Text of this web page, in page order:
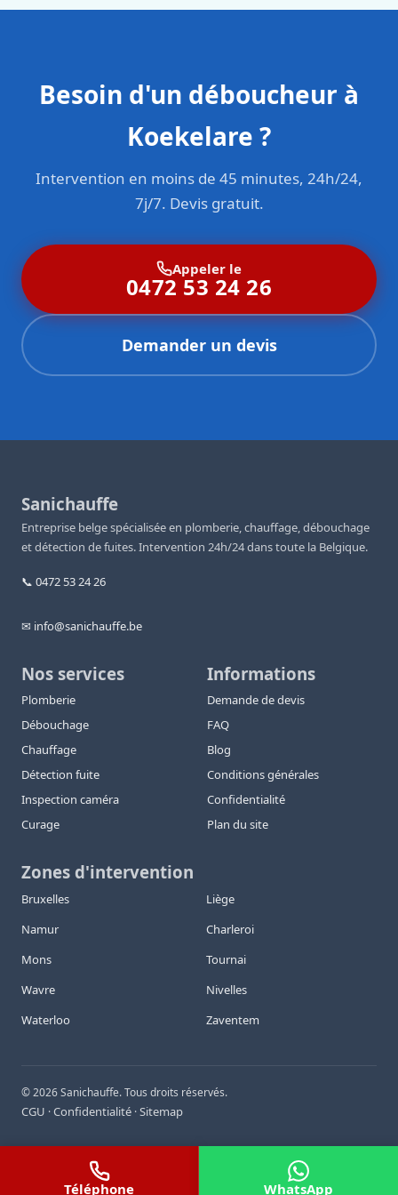
Besoin d'un déboucheur à
Koekelare ?
Intervention en moins de 45 minutes, 24h/24,
7j/7. Devis gratuit.
Appeler le
0472 53 24 26
Demander un devis
Sanichauffe
Entreprise belge spécialisée en plomberie, chauffage, débouchage
et détection de fuites. Intervention 24h/24 dans toute la Belgique.
📞 0472 53 24 26
✉ info@sanichauffe.be
Nos services
Plomberie
Débouchage
Chauffage
Détection fuite
Inspection caméra
Curage
Informations
Demande de devis
FAQ
Blog
Conditions générales
Confidentialité
Plan du site
Zones d'intervention
Bruxelles
Liège
Namur
Charleroi
Mons
Tournai
Wavre
Nivelles
Waterloo
Zaventem
©2026Sanichauffe. Tous droits réservés.
CGU ·Confidentialité ·Sitemap